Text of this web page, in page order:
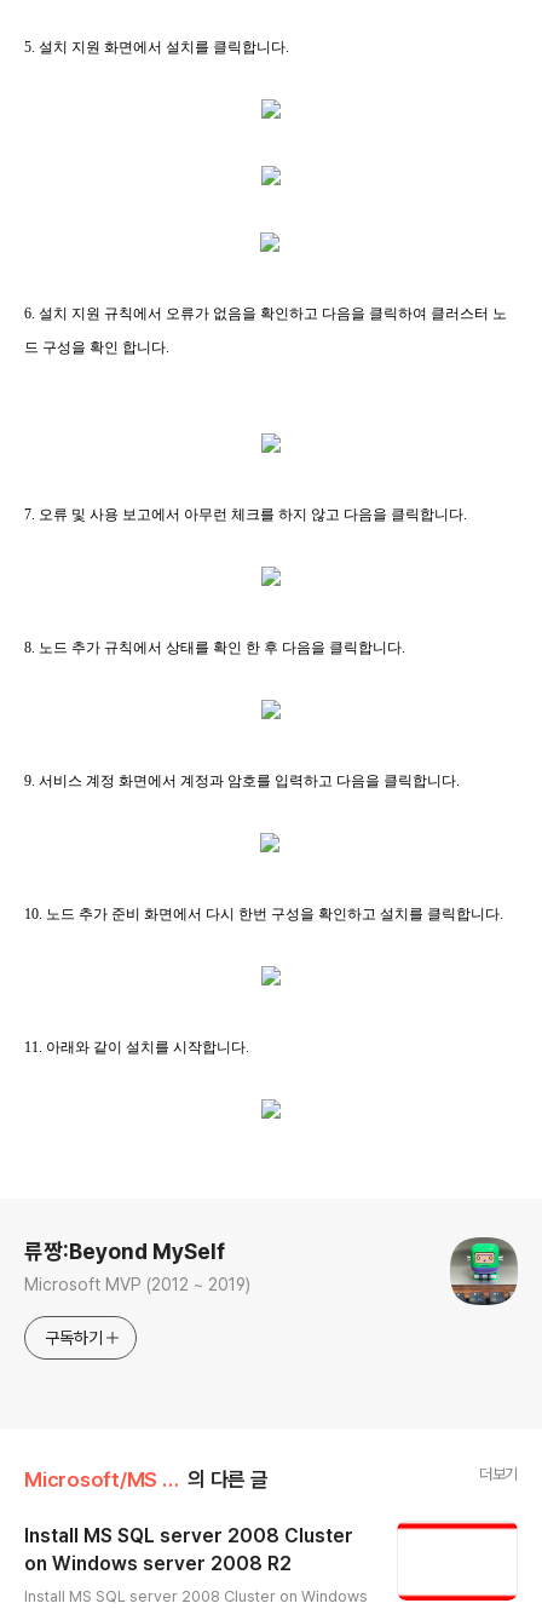
5. 설치 지원 화면에서 설치를 클릭합니다.
6. 설치 지원 규칙에서 오류가 없음을 확인하고 다음을 클릭하여 클러스터 노
드 구성을 확인 합니다.
7. 오류 및 사용 보고에서 아무런 체크를 하지 않고 다음을 클릭합니다.
8. 노드 추가 규칙에서 상태를 확인 한 후 다음을 클릭합니다.
9. 서비스 계정 화면에서 계정과 암호를 입력하고 다음을 클릭합니다.
10. 노드 추가 준비 화면에서 다시 한번 구성을 확인하고 설치를 클릭합니다.
11. 아래와 같이 설치를 시작합니다.
류짱:Beyond MySelf
Microsoft MVP (2012 ~ 2019)
구독하기
Microsoft/MS SQL 의 다른 글 더보기
Install MS SQL server 2008 Cluster
on Windows server 2008 R2
Install MS SQL server 2008 Cluster on Windows